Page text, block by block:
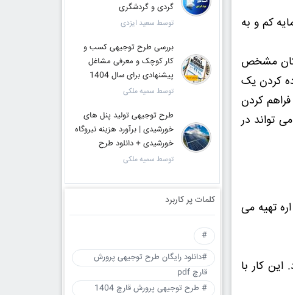
کم و به
مشخص
کردن یک
کردن
تواند در
تهیه می
کار با
گردی و گردشگری
توسط سعید ایزدی
بررسی طرح توجیهی کسب و
کار کوچک و معرفی مشاغل
پیشنهادی برای سال 1404
توسط سمیه ملکی
طرح توجیهی تولید پنل های
خورشیدی | برآورد هزینه نیروگاه
خورشیدی + دانلود طرح
توسط سمیه ملکی
کلمات پر کاربرد
#
#دانلود رایگان طرح توجیهی پرورش
قارچ pdf
# طرح توجیهی پرورش قارچ 1404